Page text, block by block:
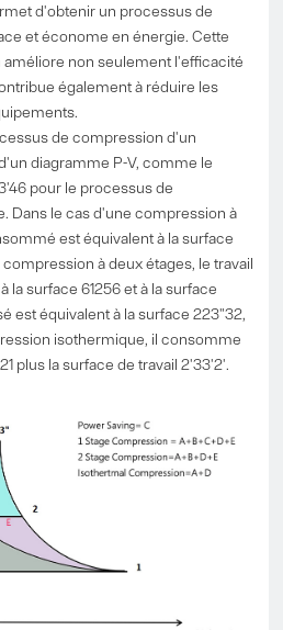
d'obtenir un processus de
et économe en énergie. Cette
non seulement l'efficacité
également à réduire les
de compression d'un
diagramme P-V, comme le
pour le processus de
Dans le cas d'une compression à
est équivalent à la surface
compression à deux étages, le travail
surface 61256 et à la surface
est équivalent à la surface 223"32,
isothermique, il consomme
plus la surface de travail 2'33'2'.